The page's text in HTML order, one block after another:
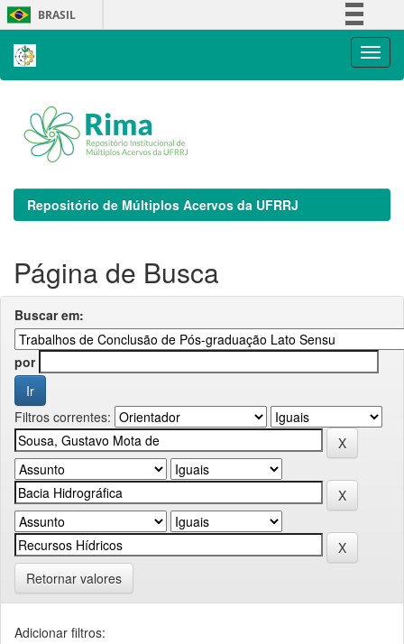
Skip
navigation
BRASIL
Repositório de Múltiplos Acervos da UFRRJ
Página de Busca
Buscar em:
por
Filtros correntes:
Retornar valores
Adicionar filtros: